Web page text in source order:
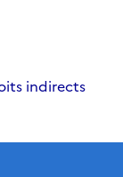
indirects